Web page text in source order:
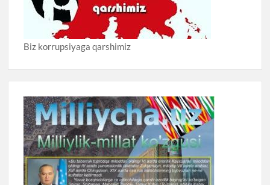
Biz korrupsiyaga qarshimiz